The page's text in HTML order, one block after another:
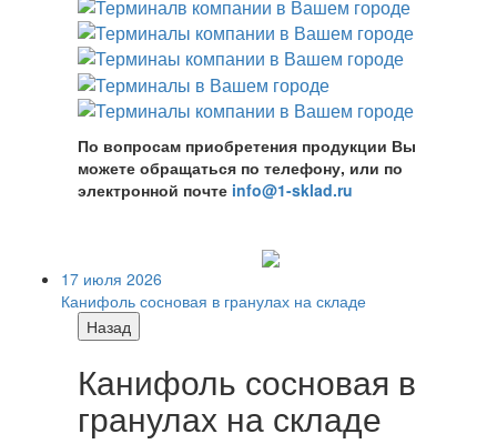
По вопросам приобретения продукции Вы
можете обращаться по телефону, или по
электронной почте info@1-sklad.ru
17 июля 2026
Канифоль сосновая в гранулах на складе
Назад
Канифоль сосновая в
гранулах на складе